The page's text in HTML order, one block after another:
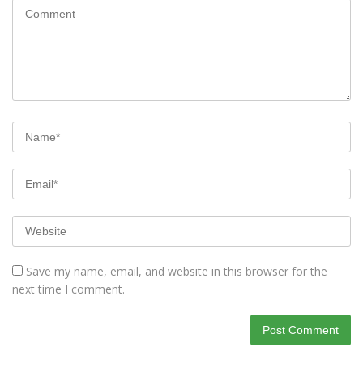
Save my name, email, and website in this browser for the
next time I comment.